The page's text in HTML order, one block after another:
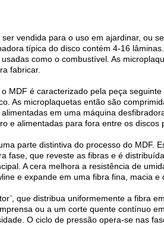
vendida para o uso em ajardinar, ou
típica do disco contém 4-16
como o combustível. As
fabricar.
MDF é caracterizado pela peça
As microplaquetas então são
em uma máquina
e alimentadas para fora entre os
parte distintiva do processo do
fase, que reveste as fibras e é
A cera melhora a resistência de
e expande em uma fibra fina, macia
que distribua uniformemente a fibra
ou a um corte quente contínuo
O ciclo de pressão opera-se nas